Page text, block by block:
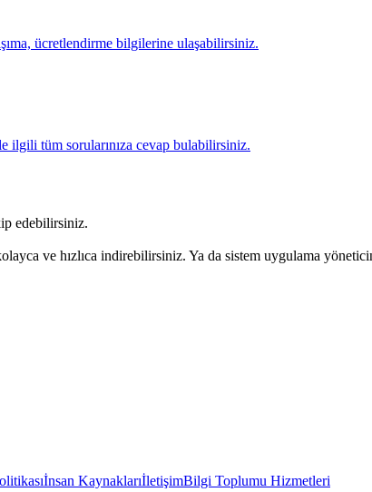
ücretlendirme bilgilerine ulaşabilirsiniz.
ilgili tüm sorularınıza cevap bulabilirsiniz.
edebilirsiniz.
ve hızlıca indirebilirsiniz. Ya da sistem uygulama
İnsan KaynaklarıİletişimBilgi Toplumu Hizmetleri